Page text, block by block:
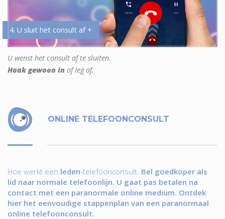
4. U sluit het consult af +
U wenst het consult af te sluiten.
Haak gewoon in of leg af.
ONLINE TELEFOONCONSULT
Hoe werkt een leden-telefoonconsult. Bel goedkoper als
lid naar normale telefoonlijn. U gaat pas betalen na
contact met een paranormale online medium. Ontdek
hier het eenvoudige stappenplan van een paranormaal
online telefoonconsult.